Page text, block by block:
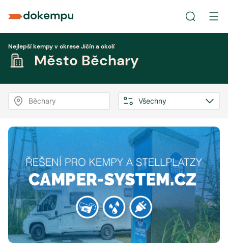
Nejlepší kempy v okrese Jičín a okolí
Město Běchary
Běchary Všechny